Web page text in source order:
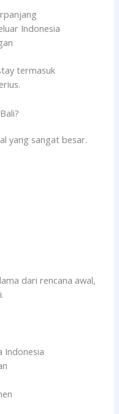
Indonesia
termasuk
yang sangat besar.
dari rencana awal,
Indonesia